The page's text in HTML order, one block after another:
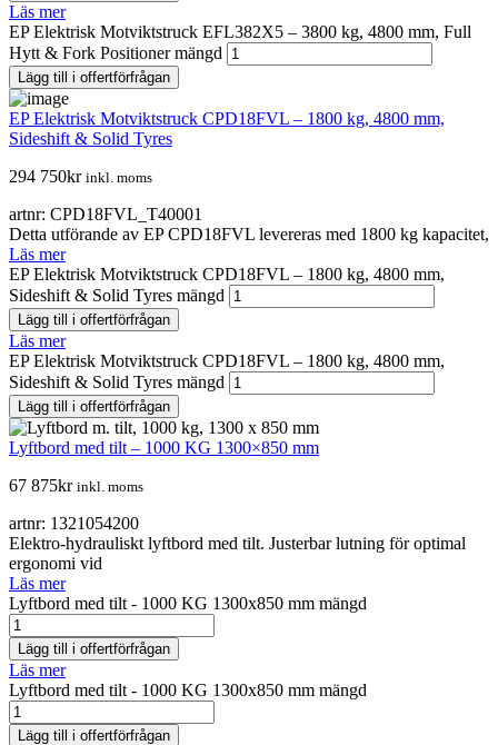
Läs mer
EP Elektrisk Motviktstruck EFL382X5 – 3800 kg, 4800 mm, Full
Hytt & Fork Positioner mängd
Lägg till i offertförfrågan
EP Elektrisk Motviktstruck CPD18FVL – 1800 kg, 4800 mm,
Sideshift & Solid Tyres
294 750kr inkl. moms
artnr: CPD18FVL_T40001
Detta utförande av EP CPD18FVL levereras med 1800 kg kapacitet,
Läs mer
EP Elektrisk Motviktstruck CPD18FVL – 1800 kg, 4800 mm,
Sideshift & Solid Tyres mängd
Lägg till i offertförfrågan
Läs mer
EP Elektrisk Motviktstruck CPD18FVL – 1800 kg, 4800 mm,
Sideshift & Solid Tyres mängd
Lägg till i offertförfrågan
Lyftbord med tilt – 1000 KG 1300×850 mm
67 875kr inkl. moms
artnr: 1321054200
Elektro-hydrauliskt lyftbord med tilt. Justerbar lutning för optimal
ergonomi vid
Läs mer
Lyftbord med tilt - 1000 KG 1300x850 mm mängd
Lägg till i offertförfrågan
Läs mer
Lyftbord med tilt - 1000 KG 1300x850 mm mängd
Lägg till i offertförfrågan